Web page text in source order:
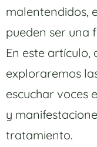
malentendidos,
pueden ser una
En este
exploraremos
escuchar voces
y
tratamiento.